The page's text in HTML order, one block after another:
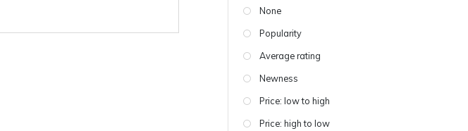
None
Popularity
Average rating
Newness
Price: low to high
Price: high to low